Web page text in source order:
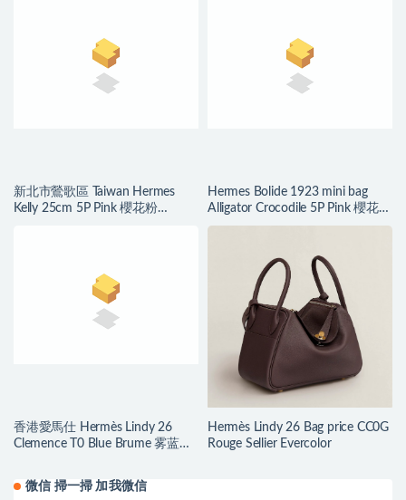
新北市鶯歌區 Taiwan Hermes
Kelly 25cm 5P Pink 櫻花粉
Hermes Bolide 1923 mini bag
Alligator Crocodile 5P Pink 櫻花粉
美洲鱷
香港愛馬仕 Hermès Lindy 26
Clemence T0 Blue Brume 雾蓝色
Hermès Lindy 26 Bag price CC0G
Rouge Sellier Evercolor
微信 掃一掃 加我微信